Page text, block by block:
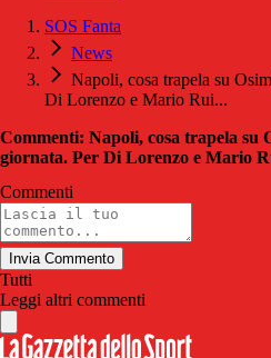
SOS Fanta
News
Napoli, cosa trapela su
Di Lorenzo e Mario Rui...
Commenti: Napoli, cosa trapela su
giornata. Per Di Lorenzo e Mario
Commenti
Invia Commento
Tutti
Leggi altri commenti